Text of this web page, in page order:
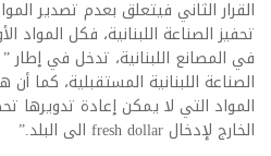
القرار الثاني فيتعلق بعدم تصدير
تحفيز الصناعة اللبنانية، فكل المواد
في المصانع اللبنانية، تدخل في إطار ”
الصناعة اللبنانية المستقبلية، كما
المواد التي لا يمكن إعادة تدويرها
الخارج لإدخال fresh dollar الى البلد.”